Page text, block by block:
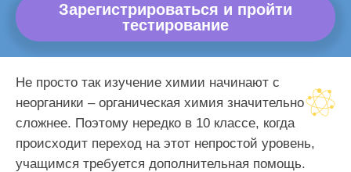
Зарегистрироваться и пройти
тестирование
Не просто так изучение химии начинают с
неорганики – органическая химия значительно
сложнее. Поэтому нередко в 10 классе, когда
происходит переход на этот непростой уровень,
учащимся требуется дополнительная помощь.